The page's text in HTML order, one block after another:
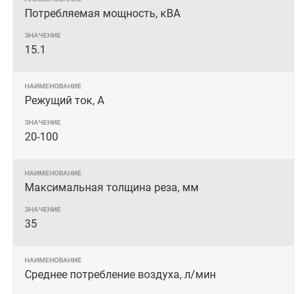
Потребляемая мощность, кВА
15.1
Режущий ток, А
20-100
Максимальная толщина реза, мм
35
Среднее потребление воздуха, л/мин